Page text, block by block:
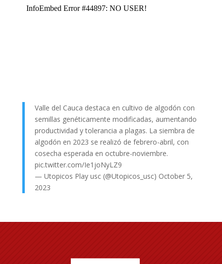
Valle del Cauca destaca en cultivo de algodón con
semillas genéticamente modificadas, aumentando
productividad y tolerancia a plagas. La siembra de
algodón en 2023 se realizó de febrero-abril, con
cosecha esperada en octubre-noviembre.
pic.twitter.com/Ie1joNyLZ9
— Utopicos Play usc (@Utopicos_usc) October 5,
2023